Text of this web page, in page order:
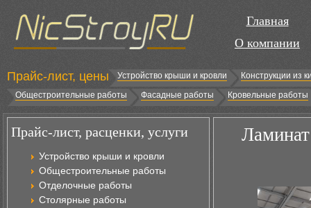
Главная
О компании
Прайс-лист, цены Устройство крыши и кровли
Конструкции из
Общестроительные работы
Фасадные работы Кровельные работы
Прайс-лист, расценки, услуги
Устройство крыши и кровли
Общестроительные работы
Отделочные работы
Столярные работы